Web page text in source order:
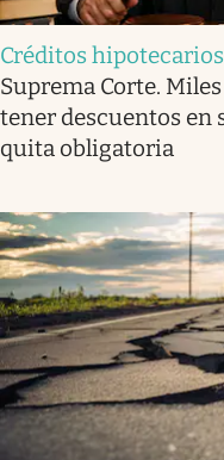
Créditos hipotecarios
Suprema Corte.
tener descuentos en
quita obligatoria